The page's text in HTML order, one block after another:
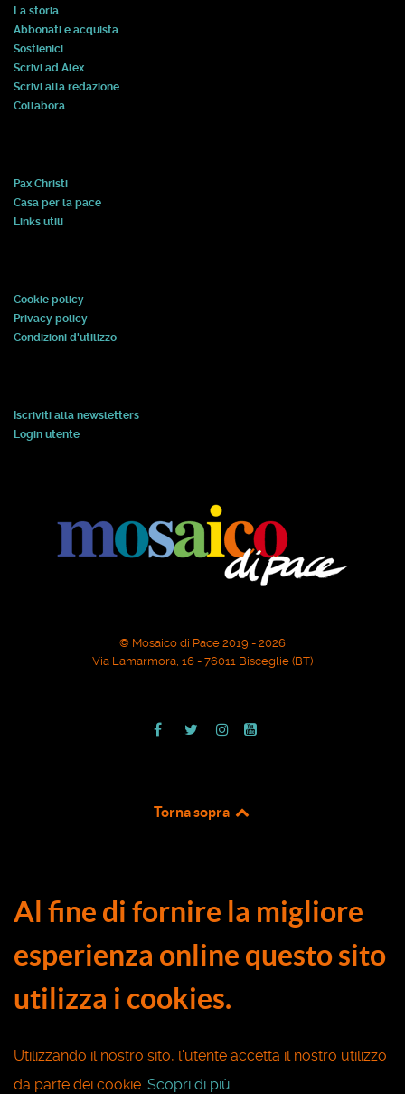
La storia
Abbonati e acquista
Sostienici
Scrivi ad Alex
Scrivi alla redazione
Collabora
Pax Christi
Casa per la pace
Links utili
Cookie policy
Privacy policy
Condizioni d'utilizzo
Iscriviti alla newsletters
Login utente
© Mosaico di Pace 2019 - 2026
Via Lamarmora, 16 - 76011 Bisceglie (BT)
Torna sopra
Al fine di fornire la migliore
esperienza online questo sito
utilizza i cookies.
Utilizzando il nostro sito, l'utente accetta il nostro utilizzo
da parte dei cookie. Scopri di più